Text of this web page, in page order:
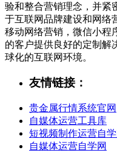
验和整合营销理念，并紧
于互联网品牌建设和网络
移动网络营销，微信小程
的客户提供良好的定制解
球化的互联网环境。
友情链接：
贵金属行情系统官网
自媒体运营工具库
短视频制作运营自学
自媒体运营自学网